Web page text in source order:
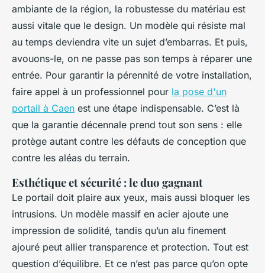
ambiante de la région, la robustesse du matériau est
aussi vitale que le design. Un modèle qui résiste mal
au temps deviendra vite un sujet d’embarras. Et puis,
avouons-le, on ne passe pas son temps à réparer une
entrée. Pour garantir la pérennité de votre installation,
faire appel à un professionnel pour la pose d'un
portail à Caen est une étape indispensable. C’est là
que la garantie décennale prend tout son sens : elle
protège autant contre les défauts de conception que
contre les aléas du terrain.
Esthétique et sécurité : le duo gagnant
Le portail doit plaire aux yeux, mais aussi bloquer les
intrusions. Un modèle massif en acier ajoute une
impression de solidité, tandis qu’un alu finement
ajouré peut allier transparence et protection. Tout est
question d’équilibre. Et ce n’est pas parce qu’on opte